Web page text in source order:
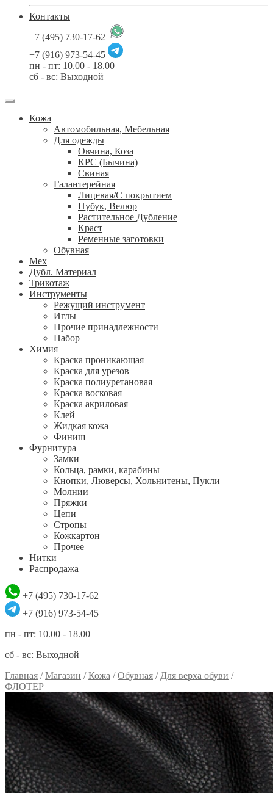
Контакты
+7 (495) 730-17-62
+7 (916) 973-54-45
пн - пт: 10.00 - 18.00
сб - вс: Выходной
Кожа
Автомобильная, Мебельная
Для одежды
Овчина, Коза
КРС (Бычина)
Свиная
Галантерейная
Лицевая/С покрытием
Нубук, Велюр
Растительное Дубление
Краст
Ременные заготовки
Обувная
Мех
Дубл. Материал
Трикотаж
Инструменты
Режущий инструмент
Иглы
Прочие принадлежности
Набор
Химия
Краска проникающая
Краска для урезов
Краска полиуретановая
Краска восковая
Краска акриловая
Клей
Жидкая кожа
Финиш
Фурнитура
Замки
Кольца, рамки, карабины
Кнопки, Люверсы, Хольнитены, Пукли
Молнии
Пряжки
Цепи
Стропы
Кожкартон
Прочее
Нитки
Распродажа
+7 (495) 730-17-62
+7 (916) 973-54-45
пн - пт: 10.00 - 18.00
сб - вс: Выходной
Главная /Магазин /Кожа /Обувная / Для верха обуви /
ФЛОТЕР